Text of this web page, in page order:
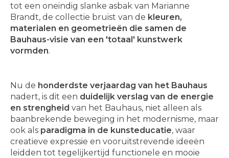
tot een oneindig slanke asbak van Marianne
Brandt, de collectie bruist van de kleuren,
materialen en geometrieën die samen de
Bauhaus-visie van een 'totaal' kunstwerk
vormden.
Nu de honderdste verjaardag van het Bauhaus
nadert, is dit een duidelijk verslag van de energie
en strengheid van het Bauhaus, niet alleen als
baanbrekende beweging in het modernisme, maar
ook als paradigma in de kunsteducatie, waar
creatieve expressie en vooruitstrevende ideeën
leidden tot tegelijkertijd functionele en mooie